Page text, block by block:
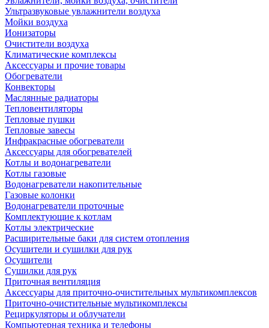
Ультразвуковые увлажнители воздуха
Мойки воздуха
Ионизаторы
Очистители воздуха
Климатические комплексы
Аксессуары и прочие товары
Обогреватели
Конвекторы
Маслянные радиаторы
Тепловентиляторы
Тепловые пушки
Тепловые завесы
Инфракрасные обогреватели
Аксессуары для обогревателей
Котлы и водонагреватели
Котлы газовые
Водонагреватели накопительные
Газовые колонки
Водонагреватели проточные
Комплектующие к котлам
Котлы электрические
Расширительные баки для систем отопления
Осушители и сушилки для рук
Осушители
Сушилки для рук
Приточная вентиляция
Аксессуары для приточно-очистительных мультикомплексов
Приточно-очистительные мультикомплексы
Рециркуляторы и облучатели
Компьютерная техника и телефоны